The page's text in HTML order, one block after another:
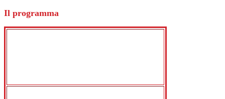
Il programma